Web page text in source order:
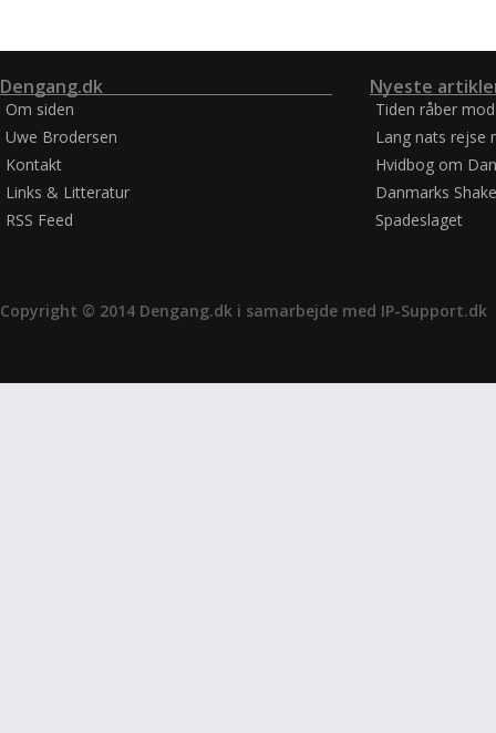
Dengang.dk
Om siden
Uwe Brodersen
Kontakt
Links & Litteratur
RSS Feed
Nyeste
Tiden råber
Lang nats rejse
Hvidbog om
Danmarks
Spadeslaget
Copyright © 2014 Dengang.dk i samarbejde med IP-Support.dk